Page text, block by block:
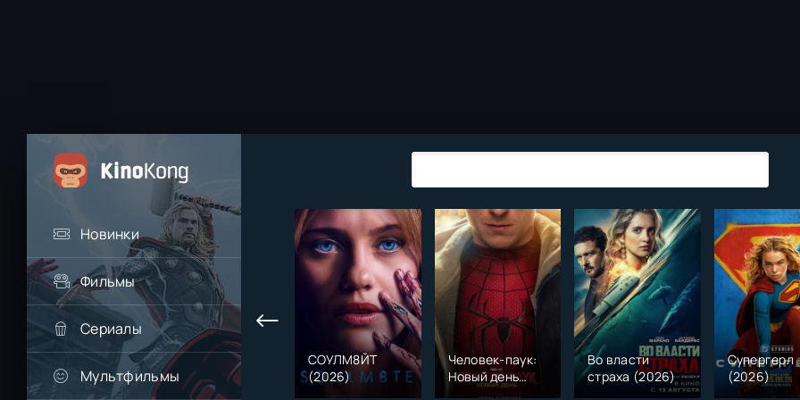
Новинки
Фильмы
Сериалы
Мультфильмы
СОУЛМ8ЙТ
(2026)
Человек-паук:
Новый день
(2026)
Во власти
страха (2026)
Супергерл
(2026)